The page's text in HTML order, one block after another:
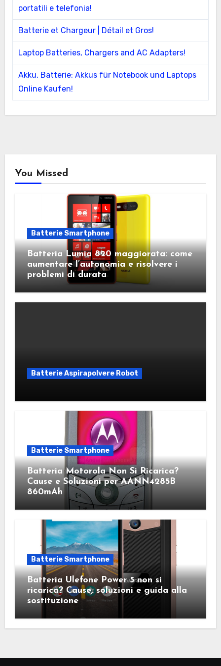
portatili e telefonia!
Batterie et Chargeur | Détail et Gros!
Laptop Batteries, Chargers and AC Adapters!
Akku, Batterie: Akkus für Notebook und Laptops
Online Kaufen!
You Missed
Batterie Smartphone
Batteria Lumia 820 maggiorata: come
aumentare l’autonomia e risolvere i
problemi di durata
Batterie Aspirapolvere Robot
Batterie Smartphone
Batteria Motorola Non Si Ricarica?
Cause e Soluzioni per AANN4285B
860mAh
Batterie Smartphone
Batteria Ulefone Power 5 non si
ricarica? Cause, soluzioni e guida alla
sostituzione